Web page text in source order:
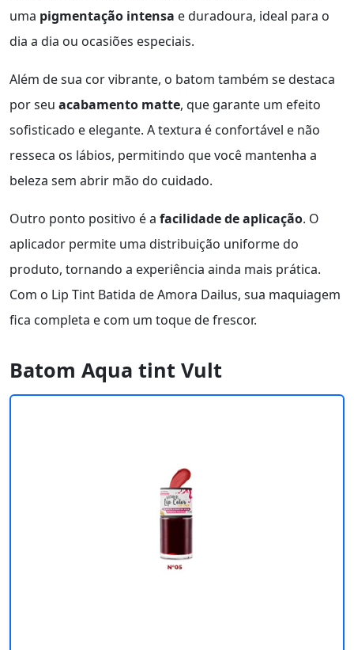
uma pigmentação intensa e duradoura, ideal para o
dia a dia ou ocasiões especiais.
Além de sua cor vibrante, o batom também se destaca
por seu acabamento matte, que garante um efeito
sofisticado e elegante. A textura é confortável e não
resseca os lábios, permitindo que você mantenha a
beleza sem abrir mão do cuidado.
Outro ponto positivo é a facilidade de aplicação. O
aplicador permite uma distribuição uniforme do
produto, tornando a experiência ainda mais prática.
Com o Lip Tint Batida de Amora Dailus, sua maquiagem
fica completa e com um toque de frescor.
Batom Aqua tint Vult